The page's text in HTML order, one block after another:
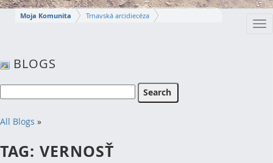
Moja Komunita
Trnavská arcidiecéza
MIROSLAV
BLOGS
All Blogs »
TAG: VERNOSŤ